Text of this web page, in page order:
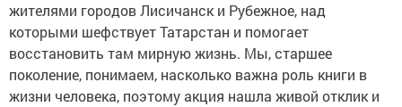
жителями городов Лисичанск и Рубежное, над
которыми шефствует Татарстан и помогает
восстановить там мирную жизнь. Мы, старшее
поколение, понимаем, насколько важна роль книги в
жизни человека, поэтому акция нашла живой отклик и